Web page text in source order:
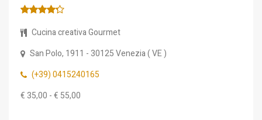
Cucina creativa Gourmet
San Polo, 1911 - 30125Venezia(VE)
(+39) 0415240165
€ 35,00 - € 55,00